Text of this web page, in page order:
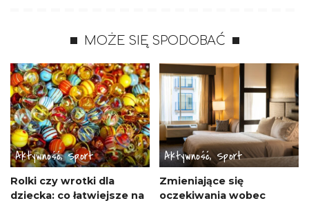
MOŻE SIĘ SPODOBAĆ
Aktywność, Sport
Rolki czy wrotki dla
dziecka: co łatwiejsze na
Aktywność, Sport
Zmieniające się
oczekiwania wobec